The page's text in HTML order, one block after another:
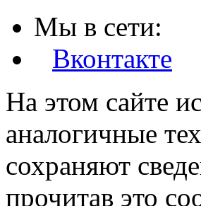
Мы в сети:
Вконтакте
На этом сайте
аналогичные
сохраняют
прочитав это